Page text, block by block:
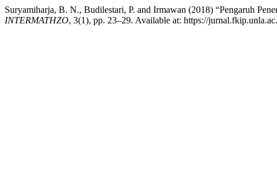
Suryamiharja, B. N., Budilestari, P. and Irmawan (2018) “Pengaruh
INTERMATHZO, 3(1), pp. 23–29. Available at: https://